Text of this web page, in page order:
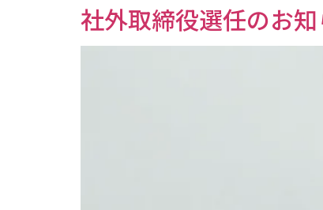
社外取締役選任のお